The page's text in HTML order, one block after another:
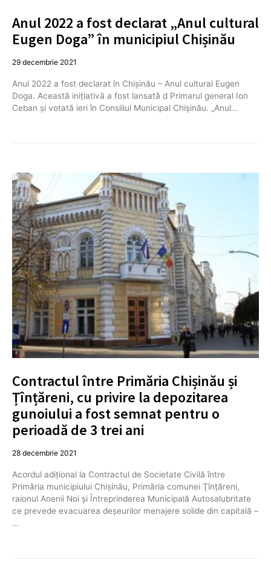
Anul 2022 a fost declarat „Anul cultural
Eugen Doga” în municipiul Chișinău
29 decembrie 2021
Anul 2022 a fost declarat în Chișinău – Anul cultural Eugen
Doga. Această inițiativă a fost lansată d Primarul general Ion
Ceban și votată ieri în Consiliul Municipal Chișinău. „Anul…
Contractul între Primăria Chișinău și
Țînțăreni, cu privire la depozitarea
gunoiului a fost semnat pentru o
perioadă de 3 trei ani
28 decembrie 2021
Acordul adiţional la Contractul de Societate Civilă între
Primăria municipiului Chişinău, Primăria comunei Ţînţăreni,
raionul Anenii Noi și Întreprinderea Municipală Autosalubritate
ce prevede evacuarea deşeurilor menajere solide din capitală –
…